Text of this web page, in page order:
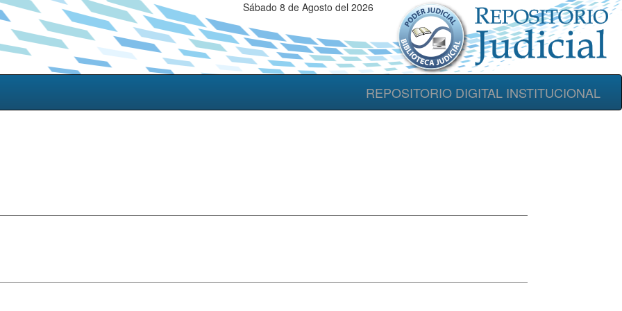
Sábado 8 de Agosto del 2026
REPOSITORIO DIGITAL INSTITUCIONAL